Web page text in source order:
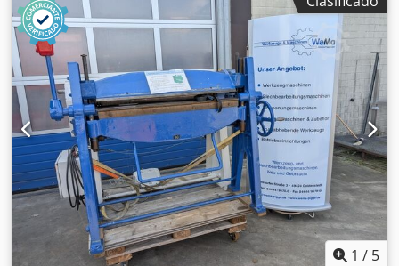
118,31 € Disponibilidad en almacén: 1 unidad Longitud de
plegado: 1050 mm Grosor de la chapa (420 N/mm²): 1,5
mm Grosor máximo de la chapa - acero inoxidable: 1 mm
Grosor máximo de la chapa - aluminio: 2,2 mm Ángulo de
plegado máximo: 150 ° Tope trasero manual: 500 mm
Credpfxjwiqwrs Abuef Abertura máxima sin herramientas:
200 mm Longitud: 1300 mm Ancho: 750 mm Altura: 1515
mm Peso: 280 kg Rango de ajuste de la mordaza de
plegado: 35 mm Herramienta superior, inferior y de
plegado dividida, fabricada con 42CrMo4, templada a 60
HRC Tope trasero manual Tope angular ajustable Cajón y
compartimento para herramientas Máquina montada
sobre ruedas con sistema de sujeción Manual de
instrucciones en alemán o inglés
1 / 5